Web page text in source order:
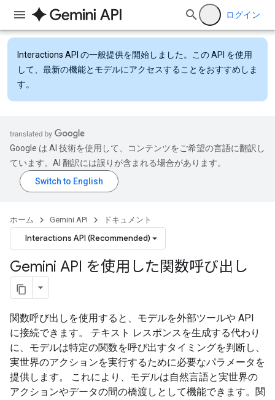
ログイン
Interactions API の一般提供を開始しました。この API を使用
して、最新の機能とモデルにアクセスすることをおすすめしま
す。
Google は AI 技術を使用して、コンテンツをご希望の言語に翻訳し
ています。AI 翻訳には誤りが含まれる場合があります。
ホーム Gemini API ドキュメント
Interactions API (Recommended)
Gemini API を使用した関数呼び出し
関数呼び出しを使用すると、モデルを外部ツールや API
に接続できます。 テキスト レスポンスを生成する代わり
に、モデルは特定の関数を呼び出すタイミングを判断し、
実世界のアクションを実行するために必要なパラメータを
提供します。 これにより、モデルは自然言語と実世界の
アクションやデータの間の橋渡しとして機能できます。関